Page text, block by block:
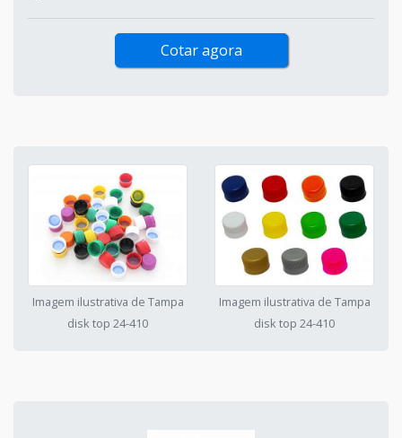
Cotar agora
Imagem ilustrativa de Tampa
disk top 24-410
Imagem ilustrativa de Tampa
disk top 24-410